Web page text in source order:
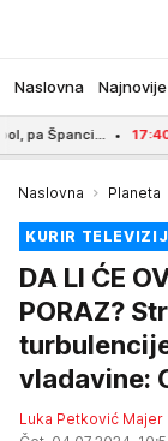
Naslovna Najnovije
17:40
Naslovna Planeta
KURIR
DA LI ĆE
PORAZ?
vladavine:
Luka Petković Majer